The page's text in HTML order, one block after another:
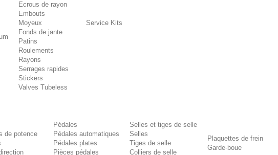
Ecrous de rayon
Embouts
Moyeux
Fonds de jante
Patins
Roulements
Rayons
Serrages rapides
Stickers
Valves Tubeless
Service Kits
de potence
Pédales
Pédales automatiques
Pédales plates
Pièces pédales
Selles et tiges de selle
Selles
Tiges de selle
Colliers de selle
Plaquettes de frein
Garde-boue